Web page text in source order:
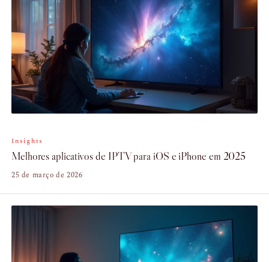
Insights
Melhores aplicativos de IPTV para iOS e iPhone em 2025
25 de março de 2026